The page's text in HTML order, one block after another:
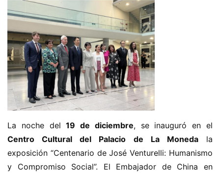
La noche del 19 de diciembre
Centro Cultural del Palacio de La Moneda la
exposición “Centenario de José Venturelli: Humanismo
y Compromiso Social”. El Embajador de China en